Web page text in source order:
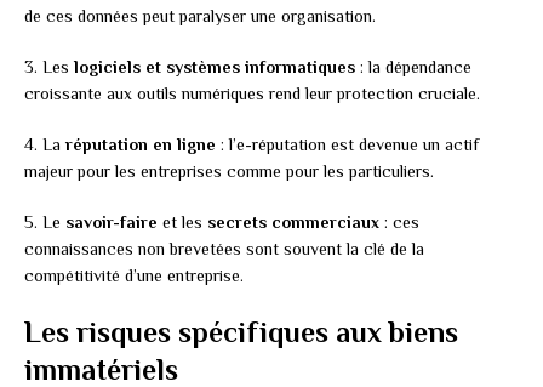
de ces données peut paralyser une organisation.
3. Les logiciels et systèmes informatiques : la dépendance
croissante aux outils numériques rend leur protection cruciale.
4. La réputation en ligne : l’e-réputation est devenue un actif
majeur pour les entreprises comme pour les particuliers.
5. Le savoir-faire et les secrets commerciaux : ces
connaissances non brevetées sont souvent la clé de la
compétitivité d’une entreprise.
Les risques spécifiques aux biens
immatériels